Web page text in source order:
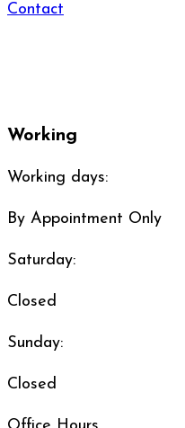
Contact
Working
Working days:
By Appointment Only
Saturday:
Closed
Sunday:
Closed